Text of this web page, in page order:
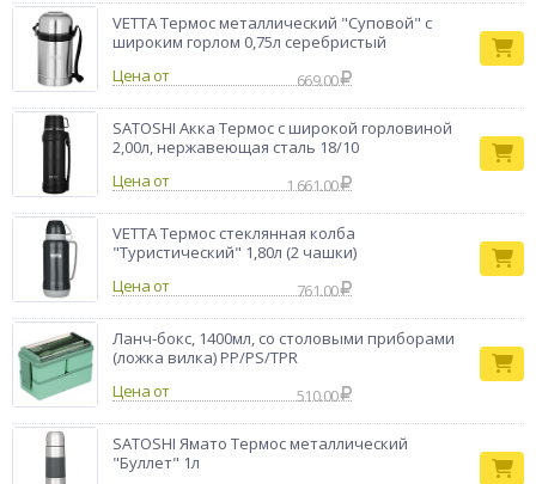
VETTA Термос металлический "Суповой" с
широким горлом 0,75л серебристый
Цена от
669.00
SATOSHI Акка Термос с широкой горловиной
2,00л, нержавеющая сталь 18/10
Цена от
1 661.00
VETTA Термос стеклянная колба
"Туристический" 1,80л (2 чашки)
Цена от
761.00
Ланч-бокс, 1400мл, со столовыми приборами
(ложка вилка) PP/PS/TPR
Цена от
510.00
SATOSHI Ямато Термос металлический
"Буллет" 1л